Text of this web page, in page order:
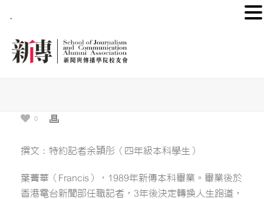
0
撰文：特約記者余頴彤（四年級本科學生）
葉菁華（Francis），1989年新傳本科畢業。畢業後於
香港電台新聞部任職記者，3年後決定轉換人生跑道，
.